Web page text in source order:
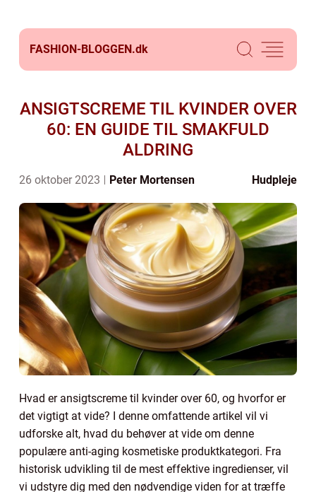
FASHION-BLOGGEN.dk
ANSIGTSCREME TIL KVINDER OVER
60: EN GUIDE TIL SMAKFULD
ALDRING
26 oktober 2023 Peter Mortensen Hudpleje
Hvad er ansigtscreme til kvinder over 60, og hvorfor er
det vigtigt at vide? I denne omfattende artikel vil vi
udforske alt, hvad du behøver at vide om denne
populære anti-aging kosmetiske produktkategori. Fra
historisk udvikling til de mest effektive ingredienser, vil
vi udstyre dig med den nødvendige viden for at træffe